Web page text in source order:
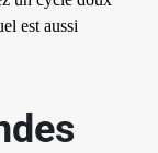
est aussi